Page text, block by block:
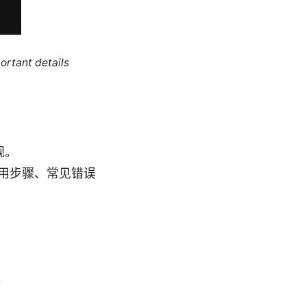
details
步骤、常见错误